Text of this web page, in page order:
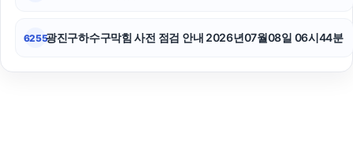
6255광진구하수구막힘 사전 점검 안내 2026년07월08일 06시44분